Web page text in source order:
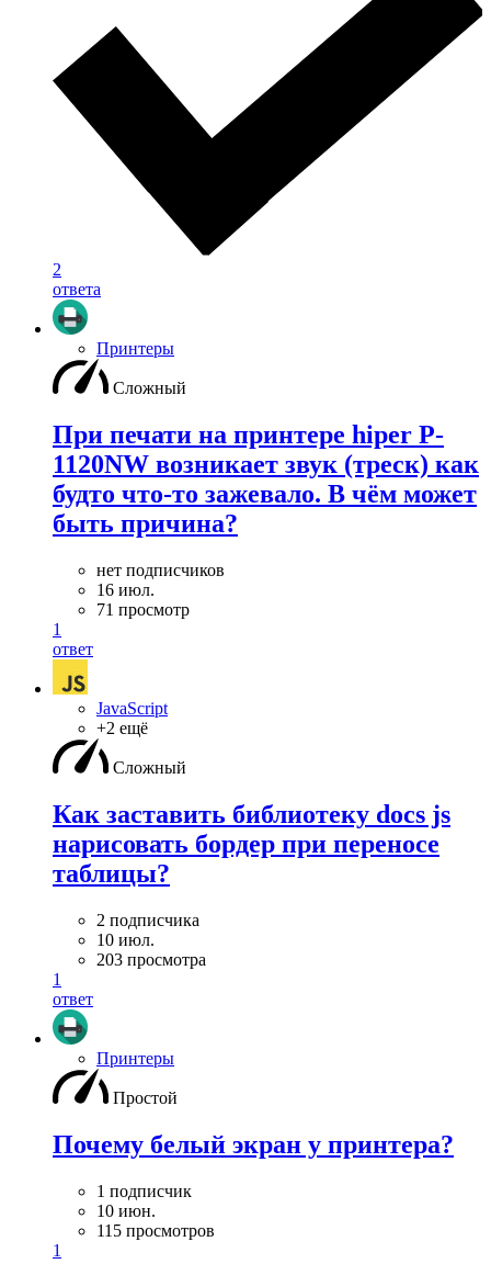
2
ответа
Принтеры
Сложный
При печати на принтере hiper P-
1120NW возникает звук (треск) как
будто что-то зажевало. В чём может
быть причина?
нет подписчиков
16 июл.
71 просмотр
1
ответ
JavaScript
+2 ещё
Сложный
Как заставить библиотеку docs js
нарисовать бордер при переносе
таблицы?
2 подписчика
10 июл.
203 просмотра
1
ответ
Принтеры
Простой
Почему белый экран у принтера?
1 подписчик
10 июн.
115 просмотров
1